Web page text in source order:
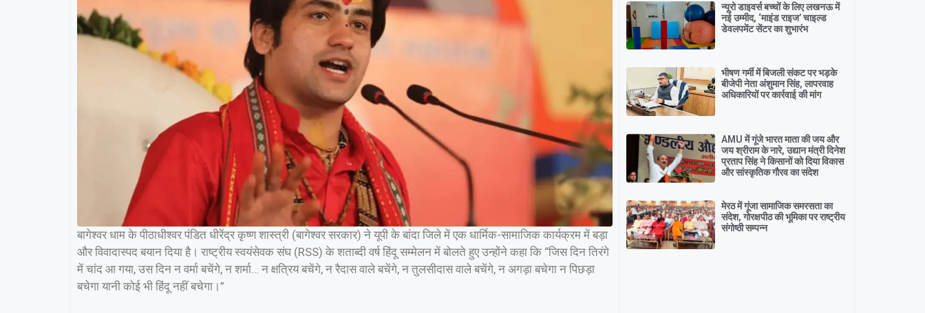
बागेश्वर धाम के पीठाधीश्वर पंडित धीरेंद्र कृष्ण शास्त्री (बागेश्वर सरकार) ने यूपी के बांदा जिले में एक धार्मिक-सामाजिक कार्यक्रम में बड़ा
और विवादास्पद बयान दिया है। राष्ट्रीय स्वयंसेवक संघ (RSS) के शताब्दी वर्ष हिंदू सम्मेलन में बोलते हुए उन्होंने कहा कि “जिस दिन तिरंगे
में चांद आ गया, उस दिन न वर्मा बचेंगे, न शर्मा… न क्षत्रिय बचेंगे, न रैदास वाले बचेंगे, न तुलसीदास वाले बचेंगे, न अगड़ा बचेगा न पिछड़ा
बचेगा यानी कोई भी हिंदू नहीं बचेगा।”
न्यूरो डाइवर्स बच्चों के लिए लखनऊ में
नई उम्मीद, ‘माइंड राइज’ चाइल्ड
डेवलपमेंट सेंटर का शुभारंभ
भीषण गर्मी में बिजली संकट पर भड़के
बीजेपी नेता अंशुमान सिंह, लापरवाह
अधिकारियों पर कार्रवाई की मांग
AMU में गूंजे भारत माता की जय और
जय श्रीराम के नारे, उद्यान मंत्री दिनेश
प्रताप सिंह ने किसानों को दिया विकास
और सांस्कृतिक गौरव का संदेश
मेरठ में गूंजा सामाजिक समरसता का
संदेश, गोरक्षपीठ की भूमिका पर राष्ट्रीय
संगोष्ठी सम्पन्न